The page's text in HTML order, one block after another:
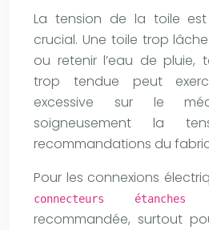
La tension de la toile
crucial. Une toile trop
ou retenir l’eau de pluie,
trop tendue peut
excessive sur le
soigneusement la
recommandations du
Pour les connexions
connecteurs étanches
recommandée, surtout